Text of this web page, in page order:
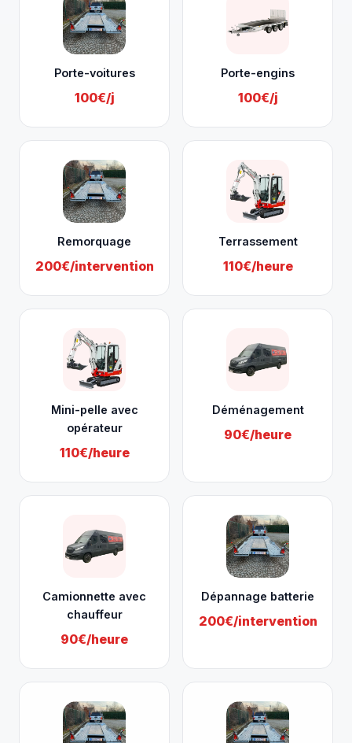
Porte-voitures
100€/j
Porte-engins
100€/j
Remorquage
200€/intervention
Terrassement
110€/heure
Mini-pelle avec
opérateur
110€/heure
Déménagement
90€/heure
Camionnette avec
chauffeur
90€/heure
Dépannage batterie
200€/intervention